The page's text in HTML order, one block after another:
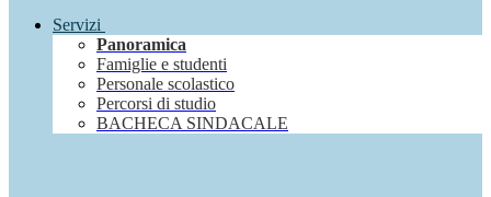
Servizi
Panoramica
Famiglie e studenti
Personale scolastico
Percorsi di studio
BACHECA SINDACALE